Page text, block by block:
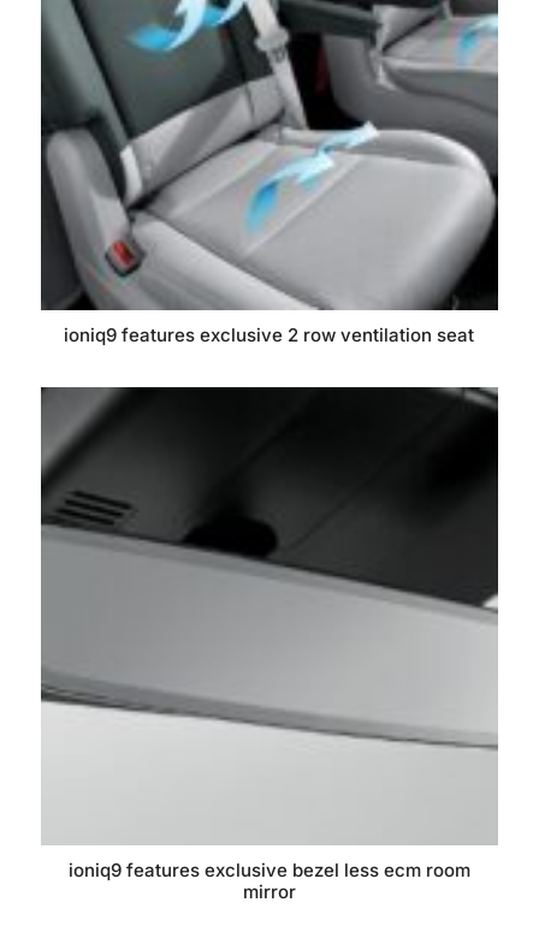
ioniq9 features exclusive 2 row ventilation seat
ioniq9 features exclusive bezel less ecm room
mirror